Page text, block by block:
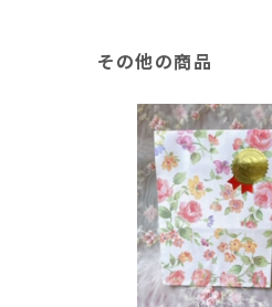
その他の商品